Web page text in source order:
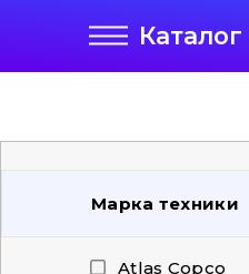
Каталог
Марка техники
Atlas Copco